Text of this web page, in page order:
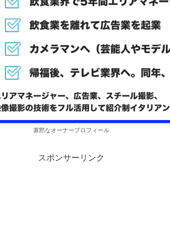
寡黙なオーナープロフィール
スポンサーリンク